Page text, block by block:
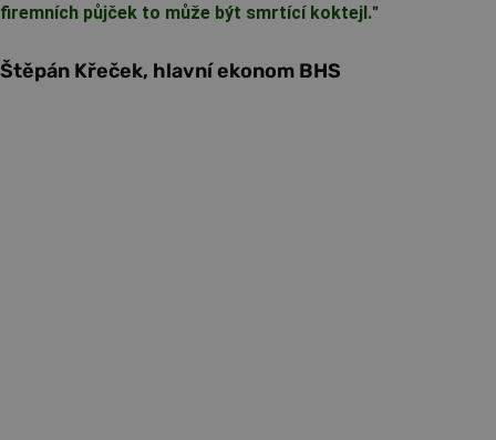
firemních půjček to může být smrtící koktejl."
Štěpán Křeček, hlavní ekonom BHS